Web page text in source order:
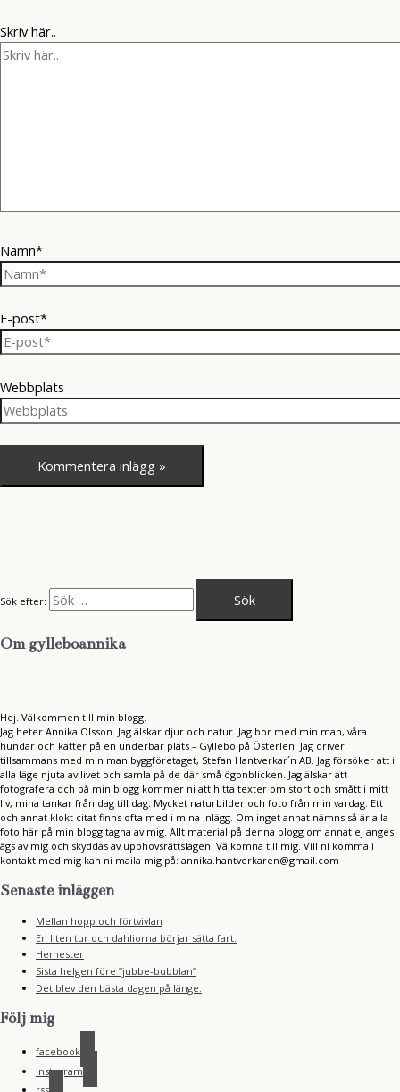
Skriv här..
Namn*
E-post*
Webbplats
Sök efter:
Om gylleboannika
Hej. Välkommen till min blogg.
Jag heter Annika Olsson. Jag älskar djur och natur. Jag bor med min man, våra
hundar och katter på en underbar plats – Gyllebo på Österlen. Jag driver
tillsammans med min man byggföretaget, Stefan Hantverkar´n AB. Jag försöker att i
alla läge njuta av livet och samla på de där små ögonblicken. Jag älskar att
fotografera och på min blogg kommer ni att hitta texter om stort och smått i mitt
liv, mina tankar från dag till dag. Mycket naturbilder och foto från min vardag. Ett
och annat klokt citat finns ofta med i mina inlägg. Om inget annat nämns så är alla
foto här på min blogg tagna av mig. Allt material på denna blogg om annat ej anges
ägs av mig och skyddas av upphovsrättslagen. Välkomna till mig. Vill ni komma i
kontakt med mig kan ni maila mig på: annika.hantverkaren@gmail.com
Senaste inläggen
Mellan hopp och förtvivlan
En liten tur och dahliorna börjar sätta fart.
Hemester
Sista helgen före ”jubbe-bubblan”
Det blev den bästa dagen på länge.
Följ mig
facebook
instagram